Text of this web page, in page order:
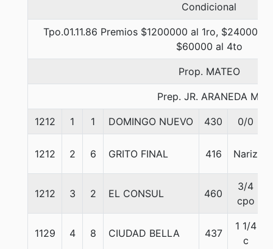
Condicional
Tpo.01.11.86 Premios $1200000 al 1ro, $240000
$60000 al 4to
Prop. MATEO
Prep. JR. ARANEDA M.
1212 1 1 DOMINGO NUEVO 430 0/0
1212 2 6 GRITO FINAL 416 Nariz
1212 3 2 EL CONSUL 460
3/4
cpo
1129 4 8 CIUDAD BELLA 437
1 1/4
c